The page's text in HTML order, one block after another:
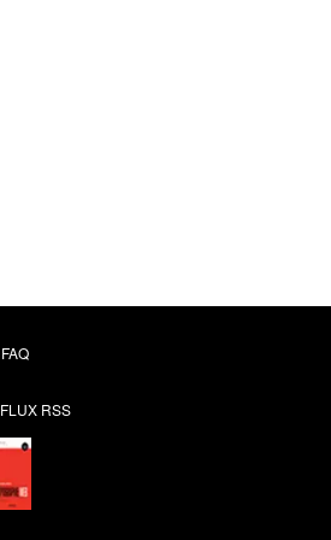
FAQ
FLUX RSS